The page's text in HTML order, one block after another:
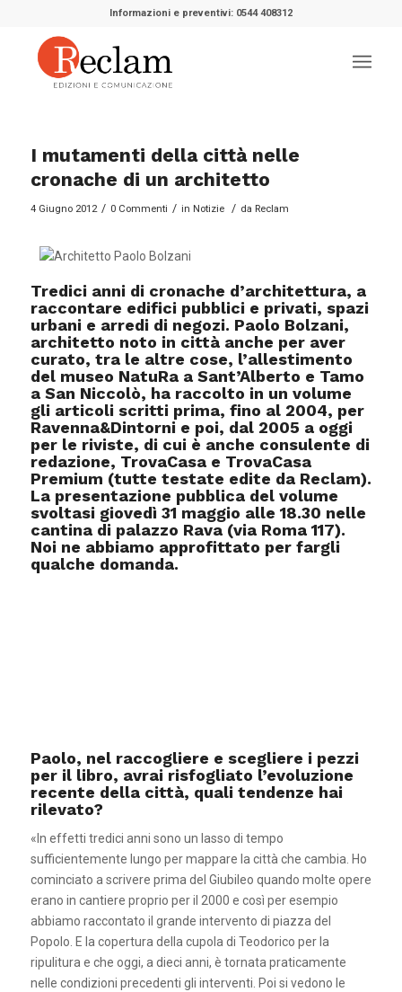
Informazioni e preventivi: 0544 408312
I mutamenti della città nelle
cronache di un architetto
4 Giugno 2012 / 0 Commenti / in Notizie / da Reclam
Tredici anni di cronache d’architettura, a
raccontare edifici pubblici e privati, spazi
urbani e arredi di negozi. Paolo Bolzani,
architetto noto in città anche per aver
curato, tra le altre cose, l’allestimento
del museo NatuRa a Sant’Alberto e Tamo
a San Niccolò, ha raccolto in un volume
gli articoli scritti prima, fino al 2004, per
Ravenna&Dintorni e poi, dal 2005 a oggi
per le riviste, di cui è anche consulente di
redazione, TrovaCasa e TrovaCasa
Premium (tutte testate edite da Reclam).
La presentazione pubblica del volume
svoltasi giovedì 31 maggio alle 18.30 nelle
cantina di palazzo Rava (via Roma 117).
Noi ne abbiamo approfittato per fargli
qualche domanda.
Paolo, nel raccogliere e scegliere i pezzi
per il libro, avrai risfogliato l’evoluzione
recente della città, quali tendenze hai
rilevato?
«In effetti tredici anni sono un lasso di tempo
sufficientemente lungo per mappare la città che cambia. Ho
cominciato a scrivere prima del Giubileo quando molte opere
erano in cantiere proprio per il 2000 e così per esempio
abbiamo raccontato il grande intervento di piazza del
Popolo. E la copertura della cupola di Teodorico per la
ripulitura e che oggi, a dieci anni, è tornata praticamente
nelle condizioni precedenti gli interventi. Poi si vedono le